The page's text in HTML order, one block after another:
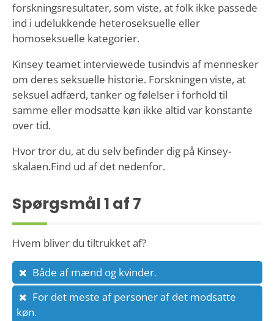
forskningsresultater, som viste, at folk ikke passede
ind i udelukkende heteroseksuelle eller
homoseksuelle kategorier.
Kinsey teamet interviewede tusindvis af mennesker
om deres seksuelle historie. Forskningen viste, at
seksuel adfærd, tanker og følelser i forhold til
samme eller modsatte køn ikke altid var konstante
over tid.
Hvor tror du, at du selv befinder dig på Kinsey-
skalaen.Find ud af det nedenfor.
Spørgsmål1 af 7
Hvem bliver du tiltrukket af?
Både af mænd og kvinder.
For det meste af personer af det modsatte
køn.